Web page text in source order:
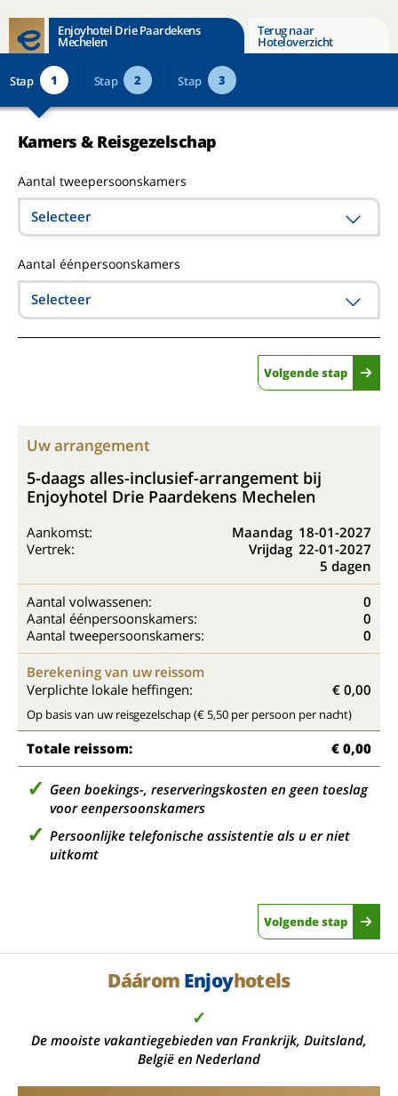
Enjoyhotel Drie Paardekens
Mechelen
Terug naar
Hoteloverzicht
Stap 1 Stap 2 Stap 3
Kamers & Reisgezelschap
Aantal tweepersoonskamers
Selecteer
Aantal éénpersoonskamers
Selecteer
Volgende stap
Uw arrangement
5-daags alles-inclusief-arrangement bij
Enjoyhotel Drie Paardekens Mechelen
Aankomst: Maandag 18-01-2027
Vertrek:
Vrijdag 22-01-2027
5 dagen
Aantal volwassenen:
0
Aantal éénpersoonskamers:
0
Aantal tweepersoonskamers:
0
Berekening van uw reissom
Verplichte lokale heffingen:
€ 0,00
Op basis van uw reisgezelschap (€ 5,50 per persoon per nacht)
Totale reissom: € 0,00
Geen boekings-, reserveringskosten en geen toeslag
voor eenpersoonskamers
Persoonlijke telefonische assistentie als u er niet
uitkomt
Volgende stap
Dáárom Enjoyhotels
✓
De mooiste vakantiegebieden van Frankrijk, Duitsland,
België en Nederland